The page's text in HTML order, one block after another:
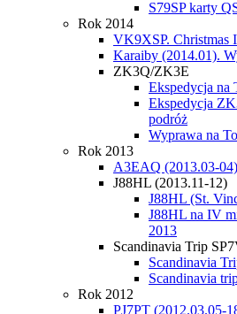
S79SP karty
Rok 2014
VK9XSP. Christmas
Karaiby (2014.01).
ZK3Q/ZK3E
Ekspedycja na
Ekspedycja
podróż
Wyprawa na
Rok 2013
A3EAQ (2013.03-04)
J88HL (2013.11-12)
J88HL (St.
J88HL na IV
2013
Scandinavia Trip
Scandinavia
Scandinavia
Rok 2012
PJ7PT (2012.03.05-